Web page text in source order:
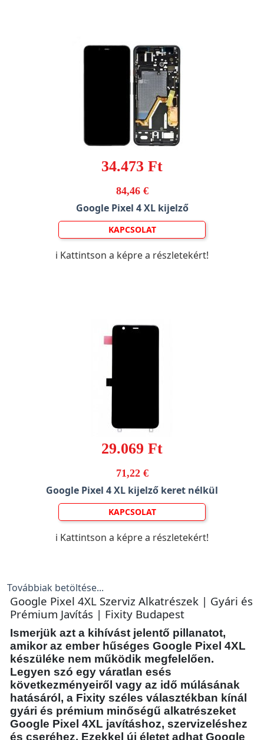
34.473 Ft
84,46 €
Google Pixel 4 XL kijelző
KAPCSOLAT
ℹ️ Kattintson a képre a részletekért!
29.069 Ft
71,22 €
Google Pixel 4 XL kijelző keret nélkül
KAPCSOLAT
ℹ️ Kattintson a képre a részletekért!
Továbbiak betöltése...
Google Pixel 4XL Szerviz Alkatrészek | Gyári és
Prémium Javítás | Fixity Budapest
Ismerjük azt a kihívást jelentő pillanatot,
amikor az ember hűséges Google Pixel 4XL
készüléke nem működik megfelelően.
Legyen szó egy váratlan esés
következményeiről vagy az idő múlásának
hatásáról, a Fixity széles választékban kínál
gyári és prémium minőségű alkatrészeket
Google Pixel 4XL javításhoz, szervizeléshez
és cseréhez. Ezekkel új életet adhat Google